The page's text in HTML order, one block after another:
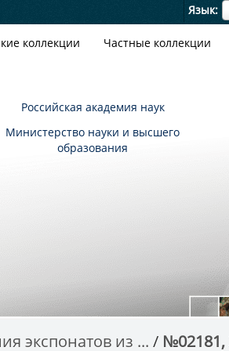
Язык
коллекции Частные коллекции
Российская академия наук
Министерство науки и высшего
образования
экспонатов из ... №02181,